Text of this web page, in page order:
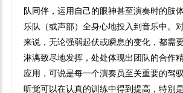
队同伴，运用自己的眼神甚至演奏时的肢
乐队（或声部）全身心地投入到音乐中。
来说，无论强弱起伏或瞬息的变化，都需
淋漓致尽地发挥，处处体现出团队的合作
应用，可说是每一个演奏员至关重要的驾
听觉可以在认真的训练中得到提高，特别